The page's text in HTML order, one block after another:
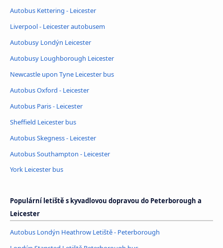
Autobus Kettering - Leicester
Liverpool - Leicester autobusem
Autobusy Londýn Leicester
Autobusy Loughborough Leicester
Newcastle upon Tyne Leicester bus
Autobus Oxford - Leicester
Autobus Paris - Leicester
Sheffield Leicester bus
Autobus Skegness - Leicester
Autobus Southampton - Leicester
York Leicester bus
Populární letiště s kyvadlovou dopravou do Peterborough a
Leicester
Autobus Londýn Heathrow Letiště - Peterborough